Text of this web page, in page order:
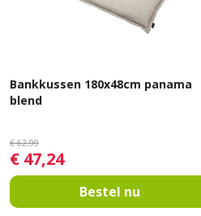
Bankkussen 180x48cm panama
blend
€ 62,99
€ 47,24
Bestel nu